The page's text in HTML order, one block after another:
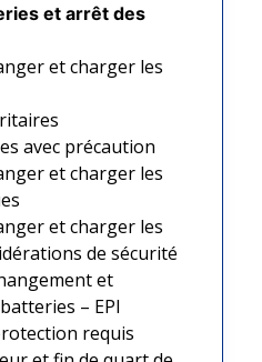
et arrêt des
et charger les
avec précaution
et charger les
et charger les
de sécurité
et
– EPI
requis